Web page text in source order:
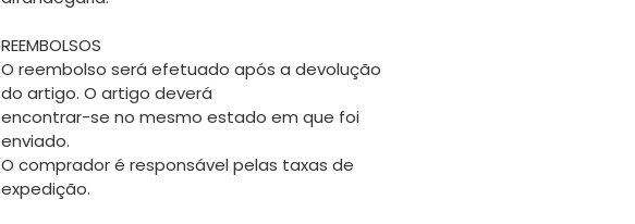
REEMBOLSOS
O reembolso será efetuado após a devolução
do artigo. O artigo deverá
encontrar-se no mesmo estado em que foi
enviado.
O comprador é responsável pelas taxas de
expedição.